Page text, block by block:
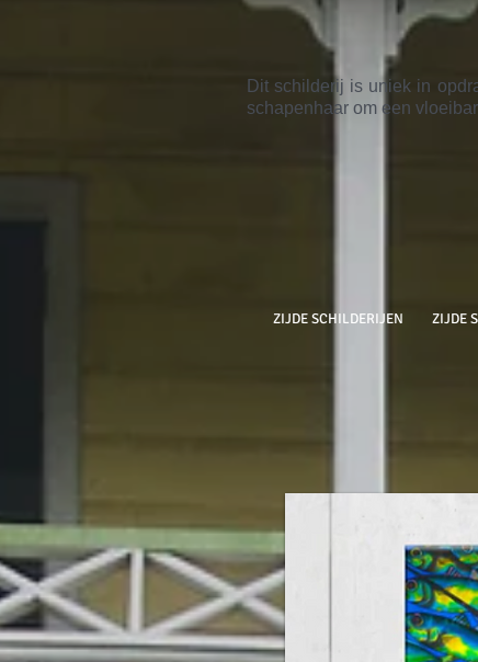
Dit schilderij is uniek in
schapenhaar om een
ZIJDE SCHILDERIJEN ZIJDE